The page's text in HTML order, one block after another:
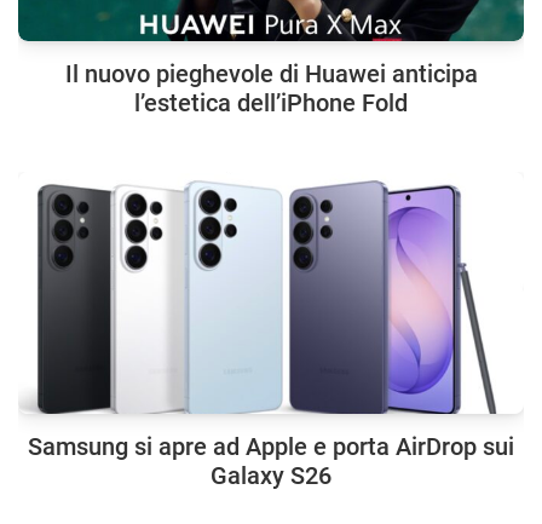
Il nuovo pieghevole di Huawei anticipa
l’estetica dell’iPhone Fold
Samsung si apre ad Apple e porta AirDrop sui
Galaxy S26